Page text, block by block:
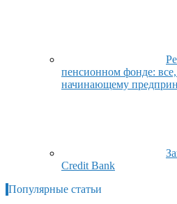
пенсионном фонде:
начинающему
Credit Bank
Популярные статьи